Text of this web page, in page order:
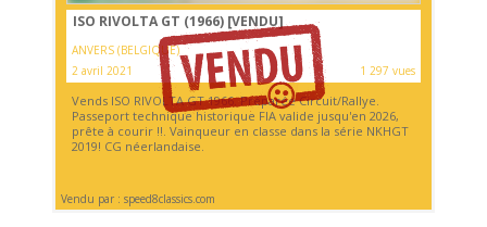
ISO RIVOLTA GT (1966) [VENDU]
ANVERS (BELGIQUE)
2 avril 2021
1 297 vues
Vends ISO RIVOLTA GT 1966. Préparée Circuit/Rallye.
Passeport technique historique FIA ​​valide jusqu'en 2026,
prête à courir !!. Vainqueur en classe dans la série NKHGT
2019! CG néerlandaise.
Vendu par : speed8classics.com